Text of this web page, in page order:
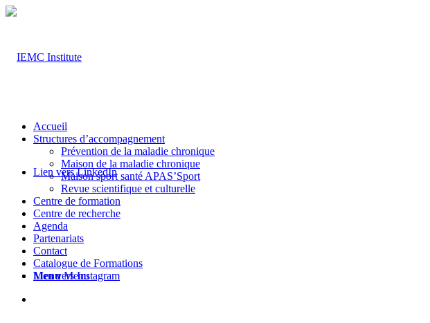
Lien vers LinkedIn
Lien vers Instagram
Accueil
Structures d’accompagnement
Prévention de la maladie chronique
Maison de la maladie chronique
Maison sport santé APAS’Sport
Revue scientifique et culturelle
Centre de formation
Centre de recherche
Agenda
Partenariats
Contact
Catalogue de Formations
Menu Menu